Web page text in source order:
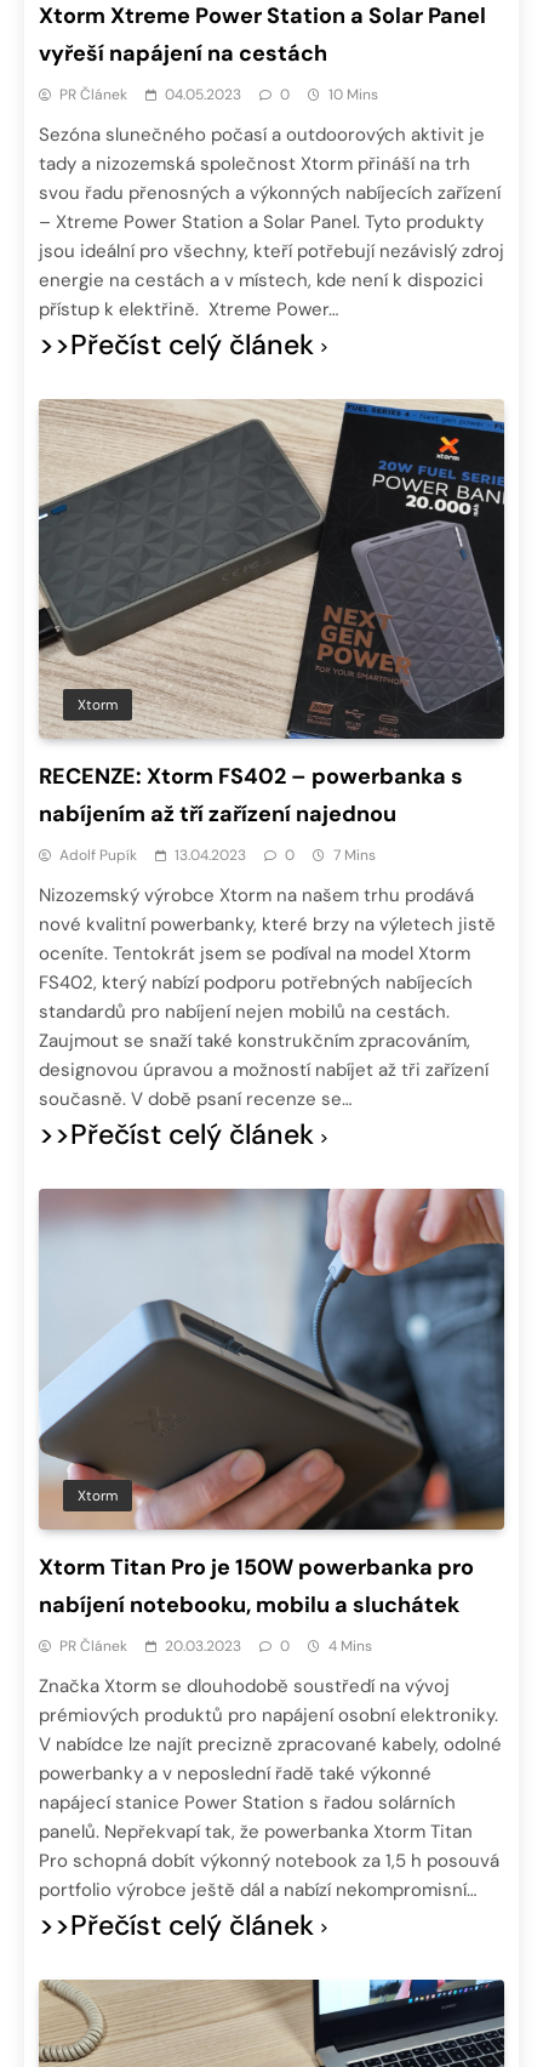
Xtorm Xtreme Power Station a Solar Panel
vyřeší napájení na cestách
PR Článek 04.05.2023 0 10 Mins
Sezóna slunečného počasí a outdoorových aktivit je
tady a nizozemská společnost Xtorm přináší na trh
svou řadu přenosných a výkonných nabíjecích zařízení
– Xtreme Power Station a Solar Panel. Tyto produkty
jsou ideální pro všechny, kteří potřebují nezávislý zdroj
energie na cestách a v místech, kde není k dispozici
přístup k elektřině. Xtreme Power…
>>Přečíst celý článek
Xtorm
RECENZE: Xtorm FS402 – powerbanka s
nabíjením až tří zařízení najednou
Adolf Pupík 13.04.2023 0 7 Mins
Nizozemský výrobce Xtorm na našem trhu prodává
nové kvalitní powerbanky, které brzy na výletech jistě
oceníte. Tentokrát jsem se podíval na model Xtorm
FS402, který nabízí podporu potřebných nabíjecích
standardů pro nabíjení nejen mobilů na cestách.
Zaujmout se snaží také konstrukčním zpracováním,
designovou úpravou a možností nabíjet až tři zařízení
současně. V době psaní recenze se…
>>Přečíst celý článek
Xtorm
Xtorm Titan Pro je 150W powerbanka pro
nabíjení notebooku, mobilu a sluchátek
PR Článek 20.03.2023 0 4 Mins
Značka Xtorm se dlouhodobě soustředí na vývoj
prémiových produktů pro napájení osobní elektroniky.
V nabídce lze najít precizně zpracované kabely, odolné
powerbanky a v neposlední řadě také výkonné
napájecí stanice Power Station s řadou solárních
panelů. Nepřekvapí tak, že powerbanka Xtorm Titan
Pro schopná dobít výkonný notebook za 1,5 h posouvá
portfolio výrobce ještě dál a nabízí nekompromisní…
>>Přečíst celý článek